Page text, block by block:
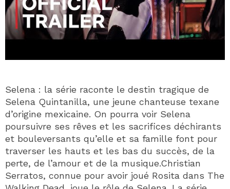
Selena : la série raconte le destin tragique de
Selena Quintanilla, une jeune chanteuse texane
d’origine mexicaine. On pourra voir Selena
poursuivre ses rêves et les sacrifices déchirants
et bouleversants qu’elle et sa famille font pour
traverser les hauts et les bas du succès, de la
perte, de l’amour et de la musique.Christian
Serratos, connue pour avoir joué Rosita dans The